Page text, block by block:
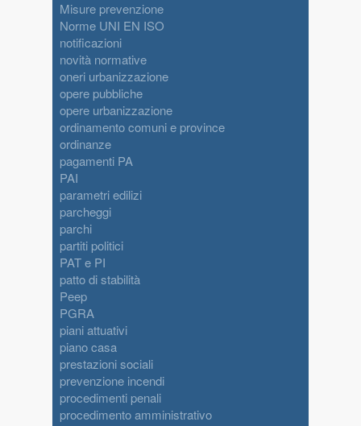
Misure prevenzione
Norme UNI EN ISO
notificazioni
novità normative
oneri urbanizzazione
opere pubbliche
opere urbanizzazione
ordinamento comuni e province
ordinanze
pagamenti PA
PAI
parametri edilizi
parcheggi
parchi
partiti politici
PAT e PI
patto di stabilità
Peep
PGRA
piani attuativi
piano casa
prestazioni sociali
prevenzione incendi
procedimenti penali
procedimento amministrativo